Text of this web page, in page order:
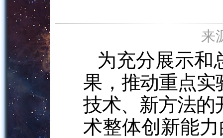
来
为充分展示和
果 ，推动重点
技术、新方法的
术整体创新能